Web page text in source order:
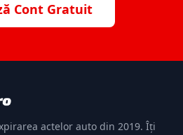
Cont Gratuit
actelor auto din 2019. Îți